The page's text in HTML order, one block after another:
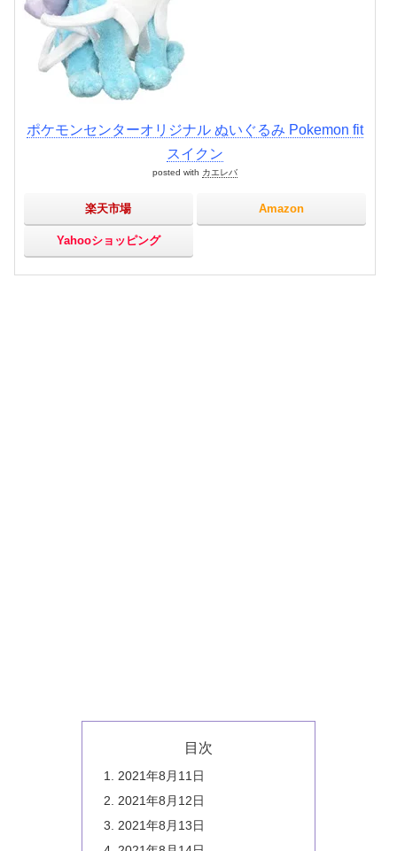
ポケモンセンターオリジナル ぬいぐるみ Pokemon fit
スイクン
posted with カエレバ
楽天市場 Amazon
Yahooショッピング
目次
2021年8月11日
2021年8月12日
2021年8月13日